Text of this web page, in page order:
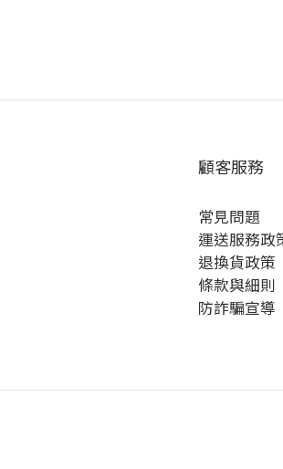
顧客服務
常見問題
運送服務政
退換貨政策
條款與細則
防詐騙宣導